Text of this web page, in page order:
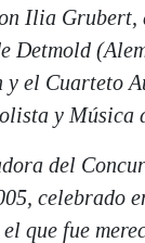
Ilia Grubert,
Detmold
y el Cuarteto
y Música
del
celebrado
que fue